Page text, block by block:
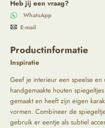
Heb jij een vraag?
WhatsApp
E-mail
Productinformatie
Inspiratie
Geef je interieur een speelse en
handgemaakte houten
gemaakt en heeft zijn eigen
vormen. Combineer de
gebruik er eentje als subtiel